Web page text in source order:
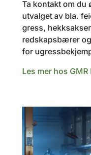
Ta kontakt om du
utvalget av bla.
gress,
redskapsbærer
for
Les mer hos